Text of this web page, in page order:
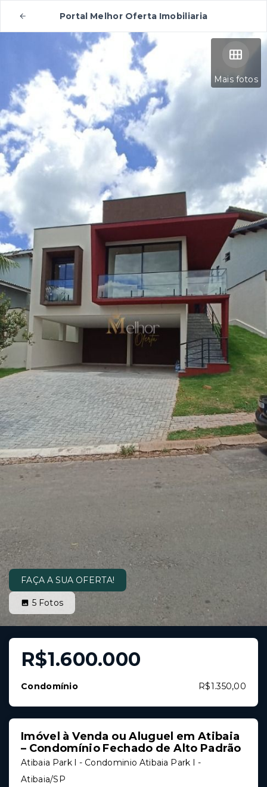
Portal Melhor Oferta Imobiliaria
Mais fotos
FAÇA A SUA OFERTA!
5 Fotos
R$1.600.000
Condomínio R$1.350,00
Imóvel à Venda ou Aluguel em Atibaia
– Condomínio Fechado de Alto Padrão
Atibaia Park I - Condominio Atibaia Park I -
Atibaia/SP